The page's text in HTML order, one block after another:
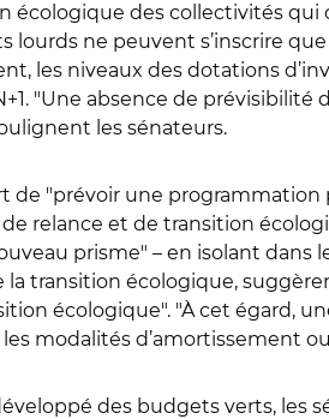
écologique des collectivités
lourds ne peuvent s’inscrire
les niveaux des dotations
"Une absence de
les sénateurs.
de "prévoir une
relance et de transition
prisme" – en isolant dans
transition écologique,
écologique". "À cet égard,
modalités d’amortissement
des budgets verts, les